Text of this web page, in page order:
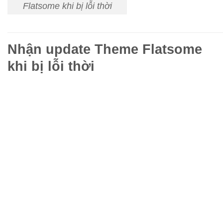
Flatsome khi bị lỗi thời
Nhận update Theme Flatsome
khi bị lỗi thời